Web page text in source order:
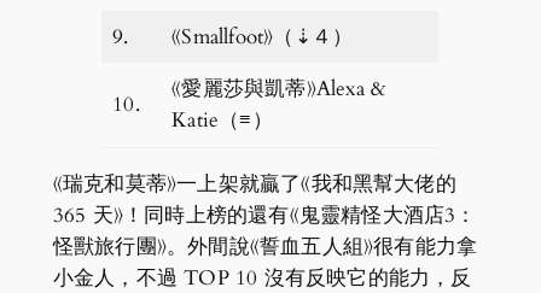
9.
《Smallfoot》（⇣４）
10.
《愛麗莎與凱蒂》Alexa &
Katie（≡）
《瑞克和莫蒂》一上架就贏了《我和黑幫大佬的
365 天》！同時上榜的還有《鬼靈精怪大酒店3：
怪獸旅行團》。外間說《誓血五人組》很有能力拿
小金人，不過 TOP 10 沒有反映它的能力，反